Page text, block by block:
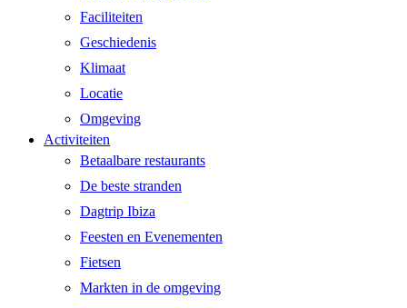
Faciliteiten
Geschiedenis
Klimaat
Locatie
Omgeving
Activiteiten
Betaalbare restaurants
De beste stranden
Dagtrip Ibiza
Feesten en Evenementen
Fietsen
Markten in de omgeving